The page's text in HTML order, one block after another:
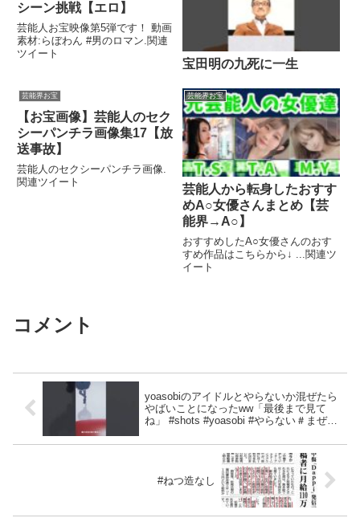
シーン挑戦【エロ】
芸能人お宝映像第5弾です！ 動画
素材:らぼわん #男のロマン.関連
ツイート
宝田明の九死に一生
芸能界お宝
【お宝画像】芸能人のセク
シーパンチラ画像集17【放
送事故】
芸能人のセクシーパンチラ画像.
関連ツイート
芸能界お宝
芸能人から転身したおすす
めA○女優さんまとめ【芸
能界→A○】
おすすめしたA○女優さんのおす
すめ作品はこちらから↓ ...関連ツ
イート
コメント
yoasobiのアイドルとやらないか混ぜたら
やばいことになったww「最後まで見て
ね」 #shots #yoasobi #やらない＃まぜる
#ねつ造なし